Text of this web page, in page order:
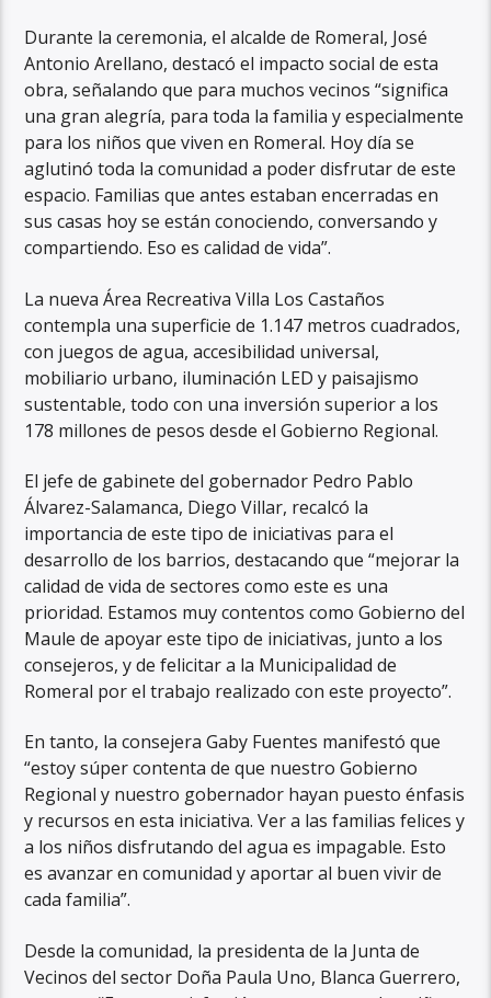
Durante la ceremonia, el alcalde de Romeral, José
Antonio Arellano, destacó el impacto social de esta
obra, señalando que para muchos vecinos “significa
una gran alegría, para toda la familia y especialmente
para los niños que viven en Romeral. Hoy día se
aglutinó toda la comunidad a poder disfrutar de este
espacio. Familias que antes estaban encerradas en
sus casas hoy se están conociendo, conversando y
compartiendo. Eso es calidad de vida”.
La nueva Área Recreativa Villa Los Castaños
contempla una superficie de 1.147 metros cuadrados,
con juegos de agua, accesibilidad universal,
mobiliario urbano, iluminación LED y paisajismo
sustentable, todo con una inversión superior a los
178 millones de pesos desde el Gobierno Regional.
El jefe de gabinete del gobernador Pedro Pablo
Álvarez-Salamanca, Diego Villar, recalcó la
importancia de este tipo de iniciativas para el
desarrollo de los barrios, destacando que “mejorar la
calidad de vida de sectores como este es una
prioridad. Estamos muy contentos como Gobierno del
Maule de apoyar este tipo de iniciativas, junto a los
consejeros, y de felicitar a la Municipalidad de
Romeral por el trabajo realizado con este proyecto”.
En tanto, la consejera Gaby Fuentes manifestó que
“estoy súper contenta de que nuestro Gobierno
Regional y nuestro gobernador hayan puesto énfasis
y recursos en esta iniciativa. Ver a las familias felices y
a los niños disfrutando del agua es impagable. Esto
es avanzar en comunidad y aportar al buen vivir de
cada familia”.
Desde la comunidad, la presidenta de la Junta de
Vecinos del sector Doña Paula Uno, Blanca Guerrero,